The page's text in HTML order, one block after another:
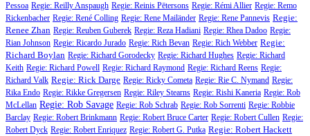
Pessoa Regie: Reilly Anspaugh Regie: Reinis Pētersons Regie: Rémi Allier Regie: Remo
Rickenbacher Regie: René Colling Regie: Rene Mailänder Regie: Rene Pannevis Regie:
Renee Zhan Regie: Reuben Guberek Regie: Reza Hadiani Regie: Rhea Dadoo Regie:
Rian Johnson Regie: Ricardo Jurado Regie: Rich Bevan Regie: Rich Webber Regie:
Richard Boylan Regie: Richard Gorodecky Regie: Richard Hughes Regie: Richard
Keith Regie: Richard Powell Regie: Richard Raymond Regie: Richard Reens Regie:
Richard Valk Regie: Rick Darge Regie: Ricky Cometa Regie: Rie C. Nymand Regie:
Rika Endo Regie: Rikke Gregersen Regie: Riley Stearns Regie: Rishi Kaneria Regie: Rob
McLellan Regie: Rob Savage Regie: Rob Schrab Regie: Rob Sorrenti Regie: Robbie
Barclay Regie: Robert Brinkmann Regie: Robert Bruce Carter Regie: Robert Cullen Regie:
Robert Dyck Regie: Robert Enriquez Regie: Robert G. Putka Regie: Robert Hackett